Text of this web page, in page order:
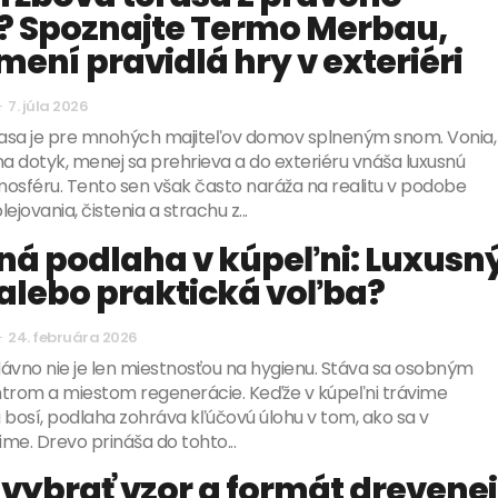
Spoznajte Termo Merbau,
pravidlá hry v exteriéri
7. júla 2026
je pre mnohých majiteľov domov splneným snom. Vonia,
dotyk, menej sa prehrieva a do exteriéru vnáša luxusnú
Tento sen však často naráža na realitu v podobe
čistenia a strachu z...
podlaha v kúpeľni:
praktická voľba?
24. februára 2026
nie je len miestnosťou na hygienu. Stáva sa osobným
a miestom regenerácie. Keďže v kúpeľni trávime
podlaha zohráva kľúčovú úlohu v tom, ako sa v
Drevo prináša do tohto...